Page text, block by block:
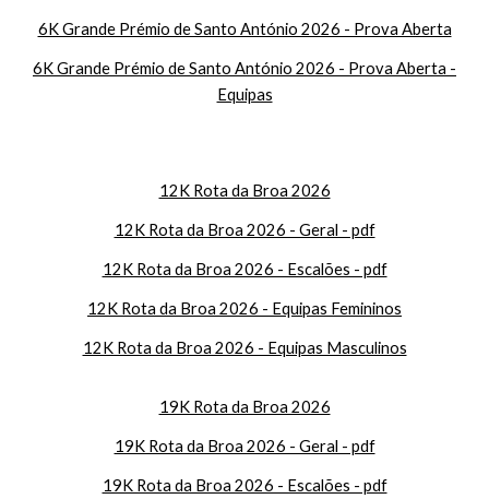
6K Grande Prémio de Santo António 2026 - Prova Aberta
6K Grande Prémio de Santo António 2026 - Prova Aberta -
Equipas
12K Rota da Broa 2026
12K Rota da Broa 2026 - Geral - pdf
12K Rota da Broa 2026 - Escalões - pdf
12K Rota da Broa 2026 - Equipas Femininos
12K Rota da Broa 2026 - Equipas Masculinos
19K Rota da Broa 2026
19K Rota da Broa 2026 - Geral - pdf
19K Rota da Broa 2026 - Escalões - pdf